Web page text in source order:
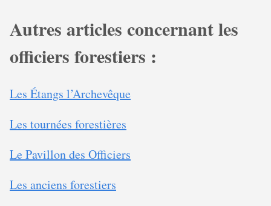
Autres articles concernant les
officiers forestiers :
Les Étangs l’Archevêque
Les tournées forestières
Le Pavillon des Officiers
Les anciens forestiers